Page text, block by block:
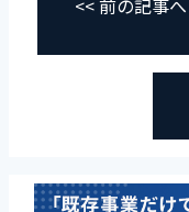
<< 前の記事へ